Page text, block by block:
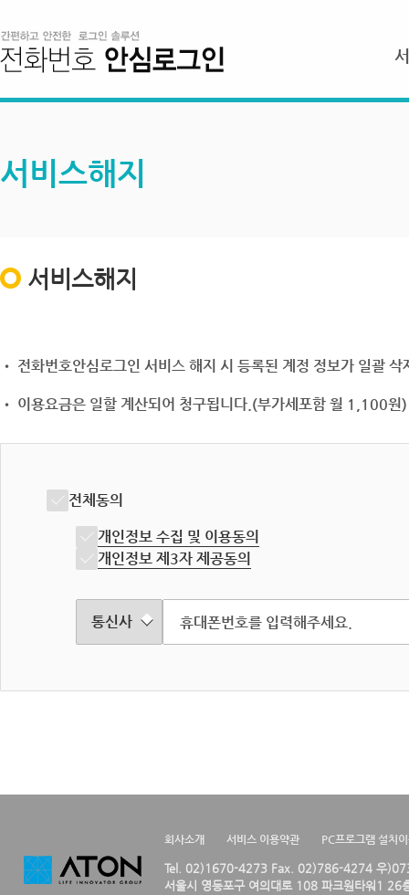
서비스해지
서비스해지
• 전화번호안심로그인 서비스 해지 시 등록된 계정 정보가 일괄
• 이용요금은 일할 계산되어 청구됩니다.(부가세포함 월 1,100원)
전체동의
개인정보 수집 및 이용동의
개인정보 제3자 제공동의
회사소개 서비스 이용약관 PC프로그램 설치
Tel. 02)1670-4273 Fax. 02)786-4274 우
서울시 영등포구 여의대로 108 파크원타워1 26